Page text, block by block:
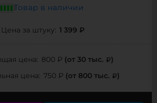
Товар в наличии
Цена за штуку: 1 399 ₽
цена: 800 ₽ (от 30 тыс. )
цена: 750 ₽ (от 800 тыс. )